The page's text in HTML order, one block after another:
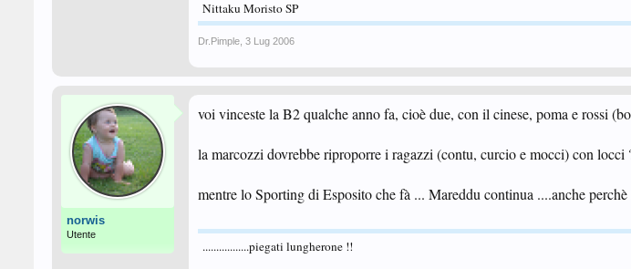
Nittaku Moristo SP
Dr.Pimple 3 Lug 2006
norwis
Utente
voi vinceste la B2 qualche anno fa, cioè due, con il cinese, poma e rossi
la marcozzi dovrebbe riproporre i ragazzi (contu, curcio e mocci) con locci
mentre lo Sporting di Esposito che fà ... Mareddu continua ....anche
.................piegati lungherone !!